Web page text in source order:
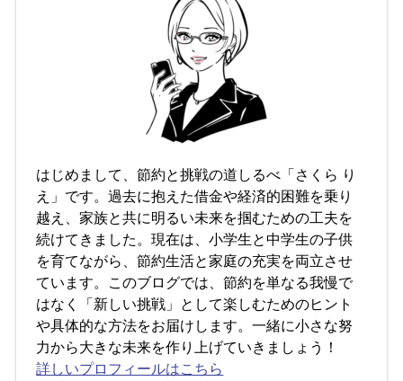
はじめまして、節約と挑戦の道しるべ「さくら り
え」です。過去に抱えた借金や経済的困難を乗り
越え、家族と共に明るい未来を掴むための工夫を
続けてきました。現在は、小学生と中学生の子供
を育てながら、節約生活と家庭の充実を両立させ
ています。このブログでは、節約を単なる我慢で
はなく「新しい挑戦」として楽しむためのヒント
や具体的な方法をお届けします。一緒に小さな努
力から大きな未来を作り上げていきましょう！
詳しいプロフィールはこちら